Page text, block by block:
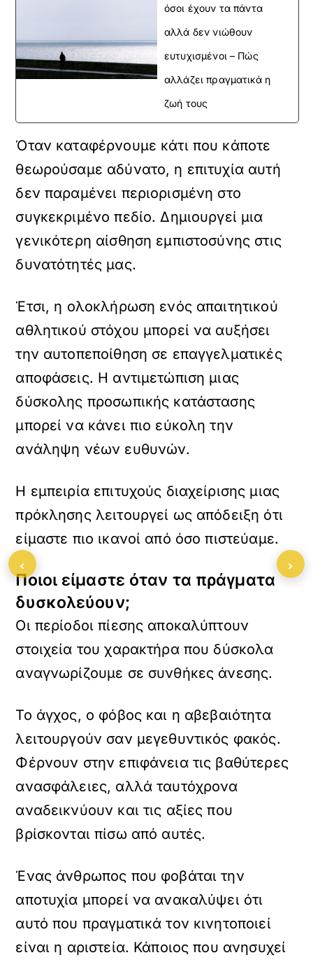
όσοι έχουν τα πάντα
αλλά δεν νιώθουν
ευτυχισμένοι – Πώς
αλλάζει πραγματικά η
ζωή τους
Όταν καταφέρνουμε κάτι που κάποτε
θεωρούσαμε αδύνατο, η επιτυχία αυτή
δεν παραμένει περιορισμένη στο
συγκεκριμένο πεδίο. Δημιουργεί μια
γενικότερη αίσθηση εμπιστοσύνης στις
δυνατότητές μας.
Έτσι, η ολοκλήρωση ενός απαιτητικού
αθλητικού στόχου μπορεί να αυξήσει
την αυτοπεποίθηση σε επαγγελματικές
αποφάσεις. Η αντιμετώπιση μιας
δύσκολης προσωπικής κατάστασης
μπορεί να κάνει πιο εύκολη την
ανάληψη νέων ευθυνών.
Η εμπειρία επιτυχούς διαχείρισης μιας
πρόκλησης λειτουργεί ως απόδειξη ότι
είμαστε πιο ικανοί από όσο πιστεύαμε.
Ποιοι είμαστε όταν τα πράγματα
δυσκολεύουν;
Οι περίοδοι πίεσης αποκαλύπτουν
στοιχεία του χαρακτήρα που δύσκολα
αναγνωρίζουμε σε συνθήκες άνεσης.
Το άγχος, ο φόβος και η αβεβαιότητα
λειτουργούν σαν μεγεθυντικός φακός.
Φέρνουν στην επιφάνεια τις βαθύτερες
ανασφάλειες, αλλά ταυτόχρονα
αναδεικνύουν και τις αξίες που
βρίσκονται πίσω από αυτές.
Ένας άνθρωπος που φοβάται την
αποτυχία μπορεί να ανακαλύψει ότι
αυτό που πραγματικά τον κινητοποιεί
είναι η αριστεία. Κάποιος που ανησυχεί
‹ ›